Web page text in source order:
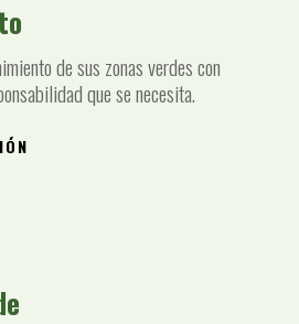
de sus zonas verdes con
que se necesita.